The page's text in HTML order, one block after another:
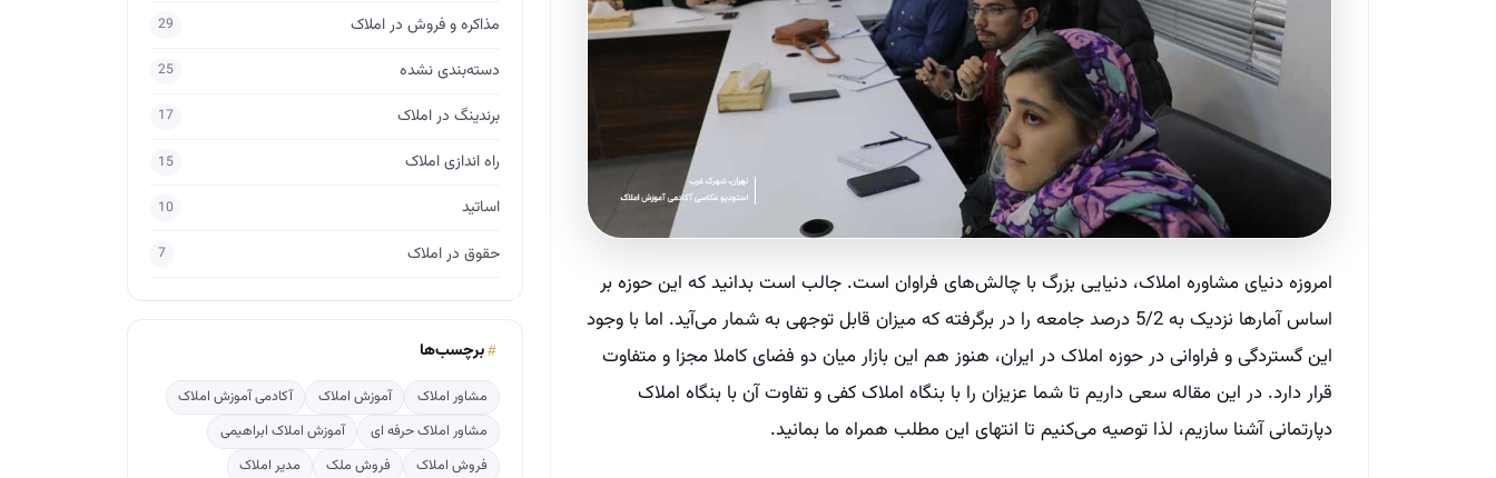
امروزه دنیای مشاوره املاک، دنیایی بزرگ با چالش‌‌های فراوان است. جالب است بدانید که این حوزه بر
اساس آمارها نزدیک به 5/2 درصد جامعه را در برگرفته که میزان قابل توجهی به شمار می‌‌آید. اما با وجود
این گستردگی و فراوانی در حوزه املاک در ایران، هنوز هم این بازار میان دو فضای کاملا مجزا و متفاوت
قرار دارد. در این مقاله سعی داریم تا شما عزیزان را با بنگاه املاک کفی و تفاوت آن با بنگاه املاک
دپارتمانی آشنا سازیم، لذا توصیه می‌‌کنیم تا انتهای این مطلب همراه ما بمانید.
مذاکره و فروش در املاک 29
دسته‌بندی نشده 25
برندینگ در املاک 17
راه اندازی املاک 15
اساتید 10
حقوق در املاک 7
برچسب‌ها
مشاور املاک آموزش املاک
آکادمی آموزش املاک
مشاور املاک حرفه ای
آموزش املاک ابراهیمی
فروش املاک
فروش ملک
مدیر املاک